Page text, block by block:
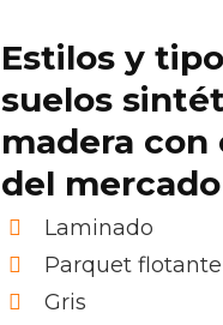
Estilos y
suelos
madera
del mercado
Laminado
Parquet
Gris